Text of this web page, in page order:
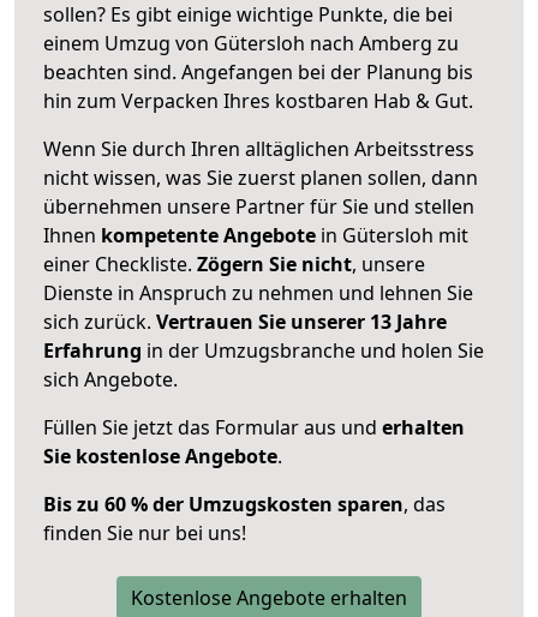
sollen? Es gibt einige wichtige Punkte, die bei
einem Umzug von Gütersloh nach Amberg zu
beachten sind. Angefangen bei der Planung bis
hin zum Verpacken Ihres kostbaren Hab & Gut.
Wenn Sie durch Ihren alltäglichen Arbeitsstress
nicht wissen, was Sie zuerst planen sollen, dann
übernehmen unsere Partner für Sie und stellen
Ihnen kompetente Angebote in Gütersloh mit
einer Checkliste. Zögern Sie nicht, unsere
Dienste in Anspruch zu nehmen und lehnen Sie
sich zurück. Vertrauen Sie unserer 13 Jahre
Erfahrung in der Umzugsbranche und holen Sie
sich Angebote.
Füllen Sie jetzt das Formular aus und erhalten
Sie kostenlose Angebote.
Bis zu 60 % der Umzugskosten sparen, das
finden Sie nur bei uns!
Kostenlose Angebote erhalten